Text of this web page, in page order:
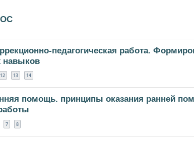
педагогическая работа.
навыков
12 13 14
помощь. принципы оказания ранней
7 8